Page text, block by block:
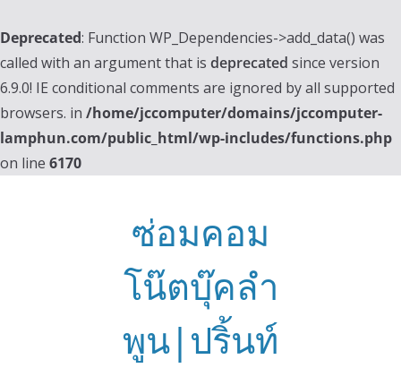
Deprecated: Function WP_Dependencies->add_data() was
called with an argument that is deprecated since version
6.9.0! IE conditional comments are ignored by all supported
browsers. in /home/jccomputer/domains/jccomputer-
lamphun.com/public_html/wp-includes/functions.php
on line 6170
ซ่อมคอม
โน๊ตบุ๊คลำ
พูน|ปริ้นท์